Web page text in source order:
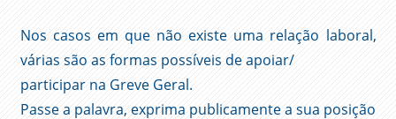
Nos casos em que não existe uma relação laboral,
várias são as formas possíveis de apoiar/
participar na Greve Geral.
Passe a palavra, exprima publicamente a sua posição